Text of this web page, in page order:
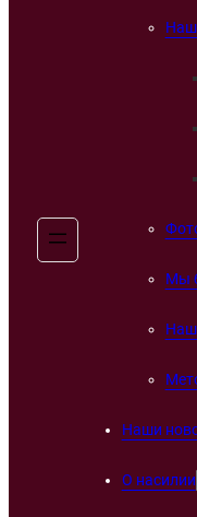
Мы
Наши
О насилии